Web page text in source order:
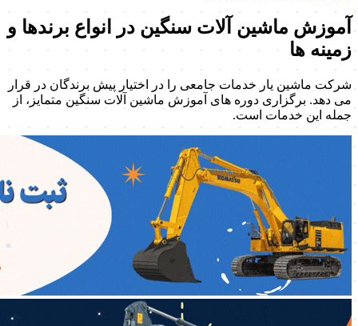
آموزش ماشین آلات سنگین در انواع برندها و
زمینه ها
شرکت ماشین یار خدمات جامعی را در اختیار پیش برندگان در قرار
می دهد. برگزاری دوره های آموزش ماشین آلات سنگین متمایز، از
جمله این خدمات است.